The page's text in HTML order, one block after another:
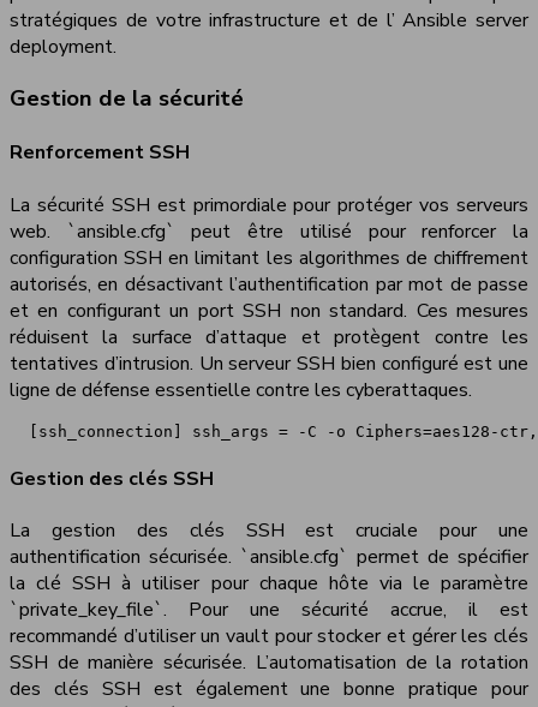
stratégiques de votre infrastructure et de l’ Ansible server
deployment.
Gestion de la sécurité
Renforcement SSH
La sécurité SSH est primordiale pour protéger vos serveurs
web. `ansible.cfg` peut être utilisé pour renforcer la
configuration SSH en limitant les algorithmes de chiffrement
autorisés, en désactivant l’authentification par mot de passe
et en configurant un port SSH non standard. Ces mesures
réduisent la surface d’attaque et protègent contre les
tentatives d’intrusion. Un serveur SSH bien configuré est une
ligne de défense essentielle contre les cyberattaques.
[ssh_connection] ssh_args = -C -o Ciphers=aes128-
Gestion des clés SSH
La gestion des clés SSH est cruciale pour une
authentification sécurisée. `ansible.cfg` permet de spécifier
la clé SSH à utiliser pour chaque hôte via le paramètre
`private_key_file`. Pour une sécurité accrue, il est
recommandé d’utiliser un vault pour stocker et gérer les clés
SSH de manière sécurisée. L’automatisation de la rotation
des clés SSH est également une bonne pratique pour